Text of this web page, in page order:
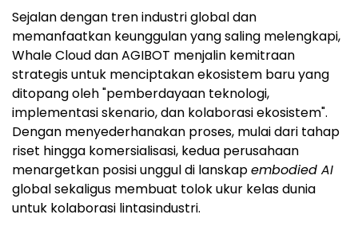
Sejalan dengan tren industri global dan
memanfaatkan keunggulan yang saling melengkapi,
Whale Cloud dan AGIBOT menjalin kemitraan
strategis untuk menciptakan ekosistem baru yang
ditopang oleh "pemberdayaan teknologi,
implementasi skenario, dan kolaborasi ekosistem".
Dengan menyederhanakan proses, mulai dari tahap
riset hingga komersialisasi, kedua perusahaan
menargetkan posisi unggul di lanskapembodied AI
global sekaligus membuat tolok ukur kelas dunia
untuk kolaborasi lintasindustri.